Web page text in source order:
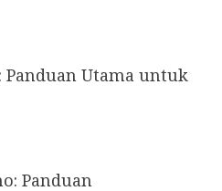
Panduan Utama untuk
Panduan